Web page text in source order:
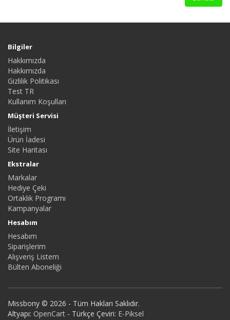
Bilgiler
Hakkımızda
Hakkımızda
Gizlilik Politikası
Test TR
Kullanım Koşulları
Müşteri Servisi
İletişim
Ürün İadesi
Site Haritası
Ekstralar
Markalar
Hediye Çeki
Ortaklık Programı
Kampanyalar
Hesabım
Hesabım
Siparişlerim
Alışveriş Listem
Bülten Aboneliği
Missbony © 2026 - Tüm Hakları Saklıdır.
Altyapı: OpenCart - Türkçe Çeviri: E-Piksel